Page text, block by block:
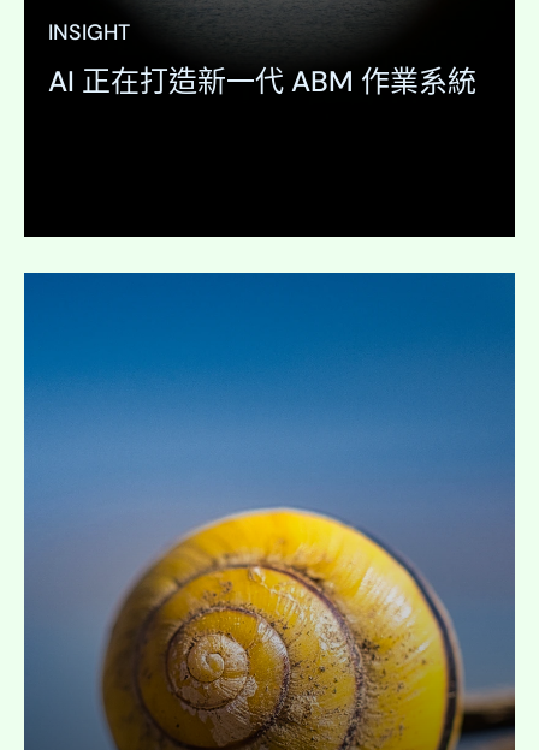
INSIGHT
AI 正在打造新一代 ABM 作業系統